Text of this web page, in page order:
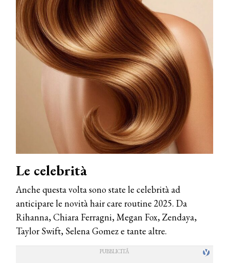
Le celebrità
Anche questa volta sono state le celebrità ad
anticipare le novità hair care routine 2025. Da
Rihanna, Chiara Ferragni, Megan Fox, Zendaya,
Taylor Swift, Selena Gomez e tante altre.